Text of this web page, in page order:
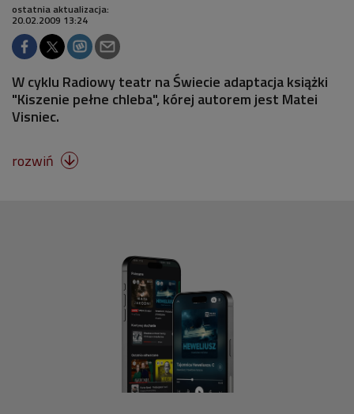
ostatnia aktualizacja:
20.02.2009 13:24
W cyklu Radiowy teatr na Świecie adaptacja książki
"Kiszenie pełne chleba", kórej autorem jest Matei
Visniec.
rozwiń 